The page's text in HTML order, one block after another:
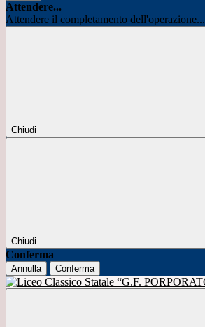
Attendere...
Attendere il completamento dell'operazione...
Chiudi
Chiudi
Conferma
Annulla Conferma